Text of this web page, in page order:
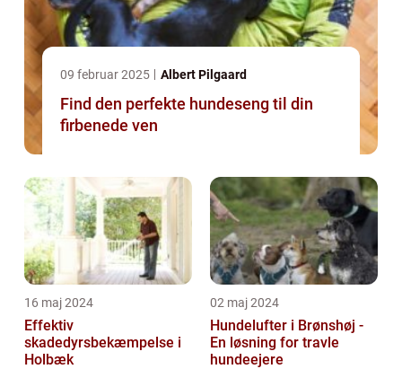
09 februar 2025 Albert Pilgaard
Find den perfekte hundeseng til din
firbenede ven
16 maj 2024
Effektiv
skadedyrsbekæmpelse i
Holbæk
02 maj 2024
Hundelufter i Brønshøj -
En løsning for travle
hundeejere